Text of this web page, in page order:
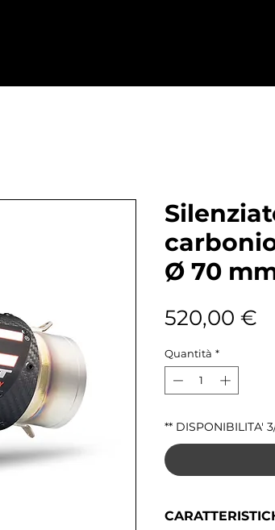
Ø 70
520,00 €
Quantità *
** DISPONIBILITA'